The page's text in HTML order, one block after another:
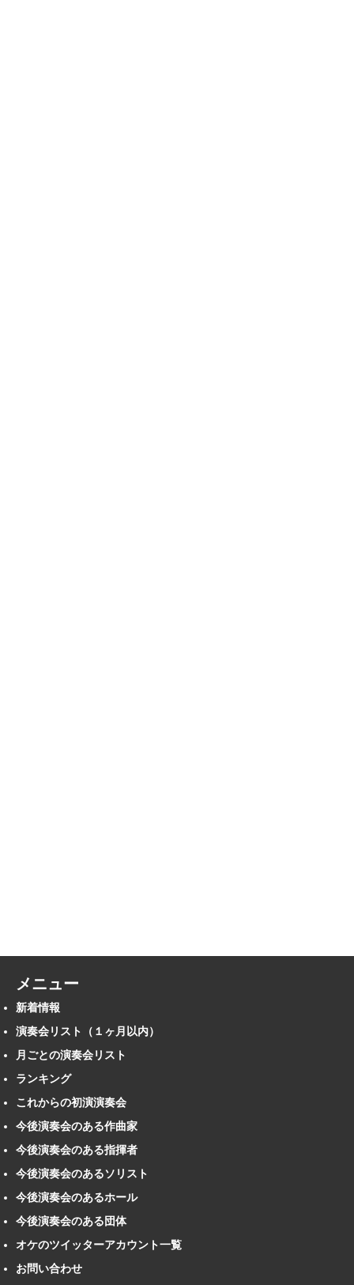
メニュー
新着情報
演奏会リスト（１ヶ月以内）
月ごとの演奏会リスト
ランキング
これからの初演演奏会
今後演奏会のある作曲家
今後演奏会のある指揮者
今後演奏会のあるソリスト
今後演奏会のあるホール
今後演奏会のある団体
オケのツイッターアカウント一覧
お問い合わせ